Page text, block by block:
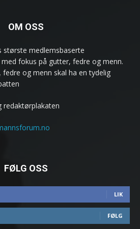
OM OSS
største medlemsbaserte
fokus på gutter, fedre og menn.
og menn skal ha en tydelig
FØLG OSS
LIK
FØLG